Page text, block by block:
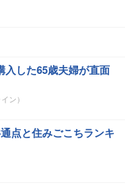
入した65歳夫婦が直面
ン）
点と住みごこちランキ